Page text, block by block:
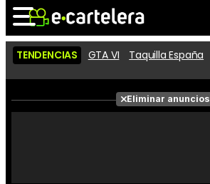
Noticias Cartelera
TENDENCIAS GTA VI Taquilla España
Eliminar anuncios